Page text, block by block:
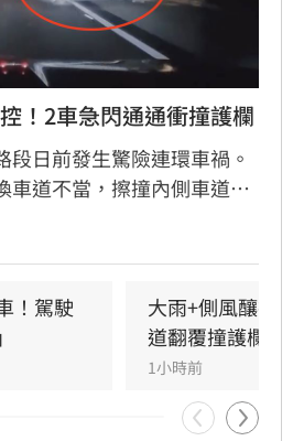
！2車急閃通通衝撞護欄
段日前發生驚險連環車禍。
車道不當，擦撞內側車道黃
失控撞擊護欄後甩滑，波
駕駛均無酒駕。國道警察呼
示方向燈並保持安全距離，
憾事再次發生。此次事故亦
道應隨時保持警覺，並與前
，以確保行車安全。
！駕駛
大雨+側風釀禍
道翻覆撞護欄
1小時前